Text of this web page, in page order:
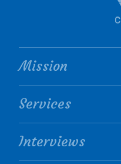
Mission
Services
Interviews